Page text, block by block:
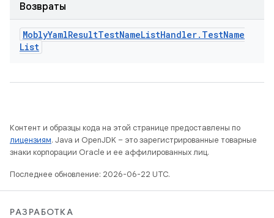
Возвраты
MoblyYamlResultTestNameListHandler. TestName
List
Контент и образцы кода на этой странице предоставлены по
лицензиям. Java и OpenJDK – это зарегистрированные товарные
знаки корпорации Oracle и ее аффилированных лиц.
Последнее обновление: 2026-06-22 UTC.
РАЗРАБОТКА